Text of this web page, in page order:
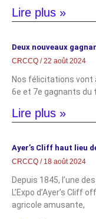
Lire plus »
Deux nouveaux
CRCCQ 22 août 2024
Nos félicitations vont
6e et 7e gagnants du
Lire plus »
Ayer’s Cliff haut lieu
CRCCQ 18 août 2024
Depuis 1845, l’une
L’Expo d’Ayer’s
agricole amusante,